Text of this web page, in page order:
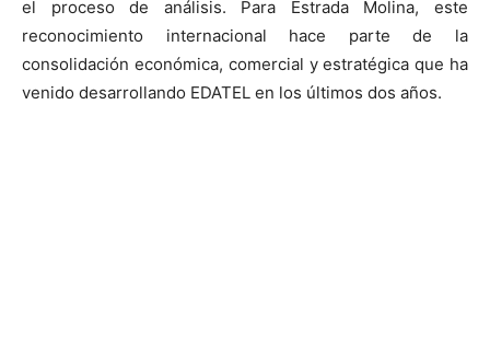
el proceso de análisis. Para Estrada Molina, este
reconocimiento internacional hace parte de la
consolidación económica, comercial y estratégica que ha
venido desarrollando EDATEL en los últimos dos años.